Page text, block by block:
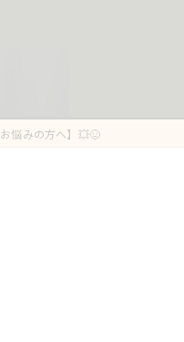
悩みの方へ】💥😣